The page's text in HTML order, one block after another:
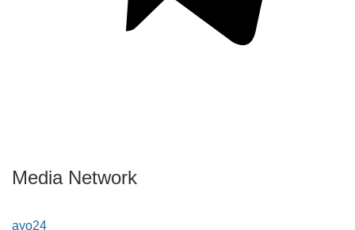
Media Network
ayo24